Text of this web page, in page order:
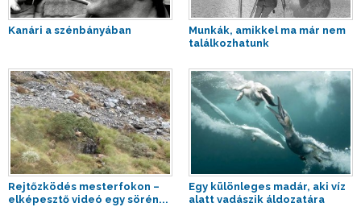
Kanári a szénbányában
Munkák, amikkel ma már nem
találkozhatunk
Rejtőzködés mesterfokon –
elképesztő videó egy sörén...
Egy különleges madár, aki víz
alatt vadászik áldozatára